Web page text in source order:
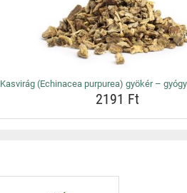
Kasvirág (Echinacea purpurea) gyökér –
2191 Ft